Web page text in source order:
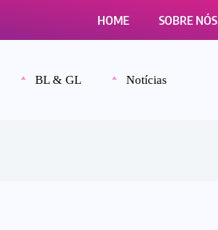
HOME SOBRE NÓS
BL & GL Notícias